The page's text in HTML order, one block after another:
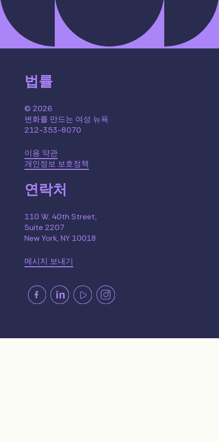
법률
© 2026
변화를 만드는 여성 뉴욕
212-353-8070
이용 약관
개인정보 보호정책
연락처
110 W. 40th Street,
Suite 2207
New York, NY 10018
메시지 보내기